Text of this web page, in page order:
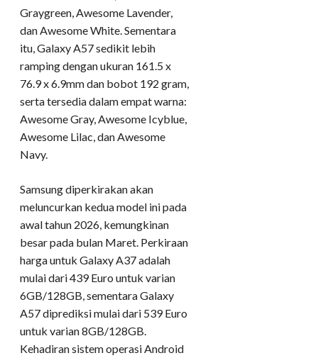
Graygreen, Awesome Lavender,
dan Awesome White. Sementara
itu, Galaxy A57 sedikit lebih
ramping dengan ukuran 161.5 x
76.9 x 6.9mm dan bobot 192 gram,
serta tersedia dalam empat warna:
Awesome Gray, Awesome Icyblue,
Awesome Lilac, dan Awesome
Navy.
​Samsung diperkirakan akan
meluncurkan kedua model ini pada
awal tahun 2026, kemungkinan
besar pada bulan Maret. Perkiraan
harga untuk Galaxy A37 adalah
mulai dari 439 Euro untuk varian
6GB/128GB, sementara Galaxy
A57 diprediksi mulai dari 539 Euro
untuk varian 8GB/128GB.
Kehadiran sistem operasi Android